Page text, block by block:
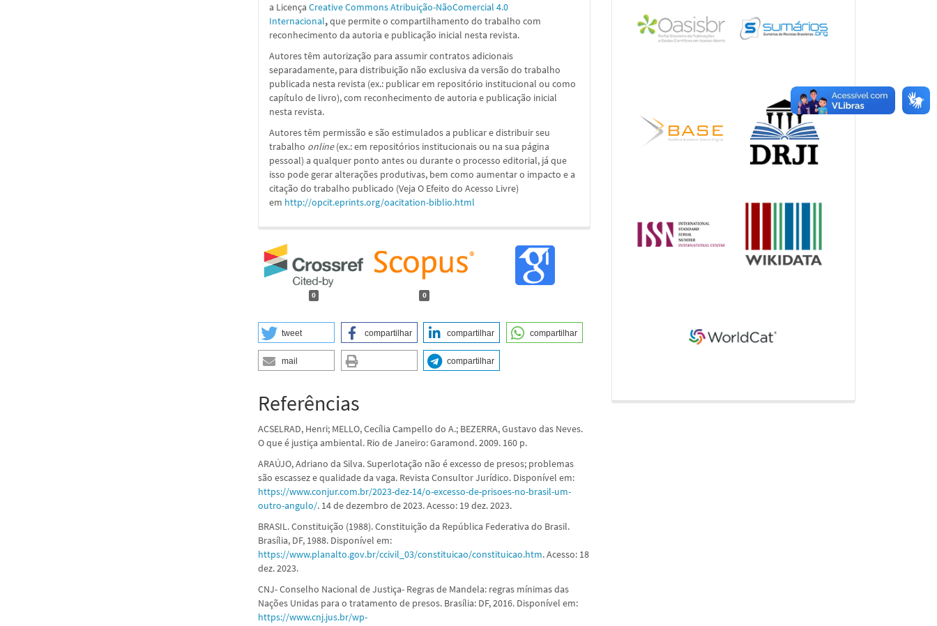
a LicençaCreative Commons Atribuição-NãoComercial 4.0
Internacional,que permite o compartilhamento do trabalho com
reconhecimento da autoria e publicação inicial nesta revista.
Autores têm autorização para assumir contratos adicionais
separadamente, para distribuição não exclusiva da versão do trabalho
publicada nesta revista (ex.: publicar em repositório institucional ou como
capítulo de livro), com reconhecimento de autoria e publicação inicial
nesta revista.
Autores têm permissão e são estimulados a publicar e distribuir seu
trabalho online(ex.: em repositórios institucionais ou na sua página
pessoal) a qualquer ponto antes ou durante o processo editorial, já que
isso pode gerar alterações produtivas, bem como aumentar o impacto e a
citação do trabalho publicado (Veja O Efeito do Acesso Livre)
em http://opcit.eprints.org/oacitation-biblio.html
0 0
tweet compartilhar compartilhar compartilhar
mail compartilhar
Referências
ACSELRAD, Henri; MELLO, Cecília Campello do A.; BEZERRA, Gustavo das Neves.
O que é justiça ambiental. Rio de Janeiro: Garamond. 2009. 160 p.
ARAÚJO, Adriano da Silva. Superlotação não é excesso de presos; problemas
são escassez e qualidade da vaga. Revista Consultor Jurídico. Disponível em:
https://www.conjur.com.br/2023-dez-14/o-excesso-de-prisoes-no-brasil-um-
outro-angulo/. 14 de dezembro de 2023. Acesso: 19 dez. 2023.
BRASIL. Constituição (1988). Constituição da República Federativa do Brasil.
Brasília, DF, 1988. Disponível em:
https://www.planalto.gov.br/ccivil_03/constituicao/constituicao.htm. Acesso: 18
dez. 2023.
CNJ- Conselho Nacional de Justiça- Regras de Mandela: regras mínimas das
Nações Unidas para o tratamento de presos. Brasília: DF, 2016. Disponível em:
https://www.cnj.jus.br/wp-